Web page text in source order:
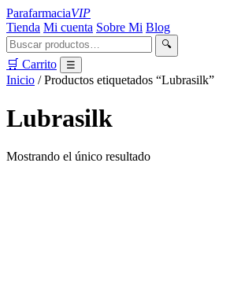
ParafarmaciaVIP
Tienda Mi cuenta Sobre Mi Blog
🔍
🛒 Carrito ☰
Inicio / Productos etiquetados “Lubrasilk”
Lubrasilk
Mostrando el único resultado